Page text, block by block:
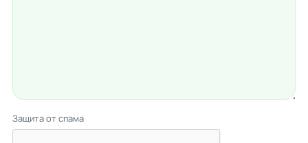
Защита от спама